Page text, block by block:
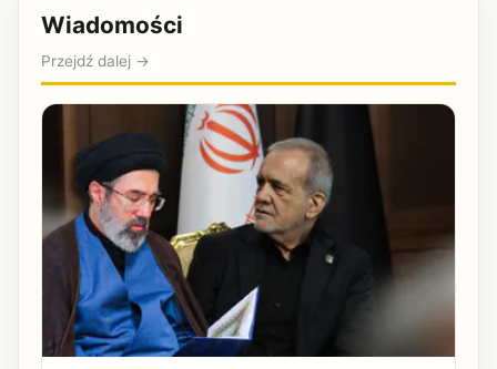
Wiadomości
Przejdź dalej →